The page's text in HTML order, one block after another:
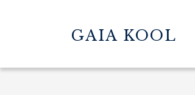
GAIA KOOL